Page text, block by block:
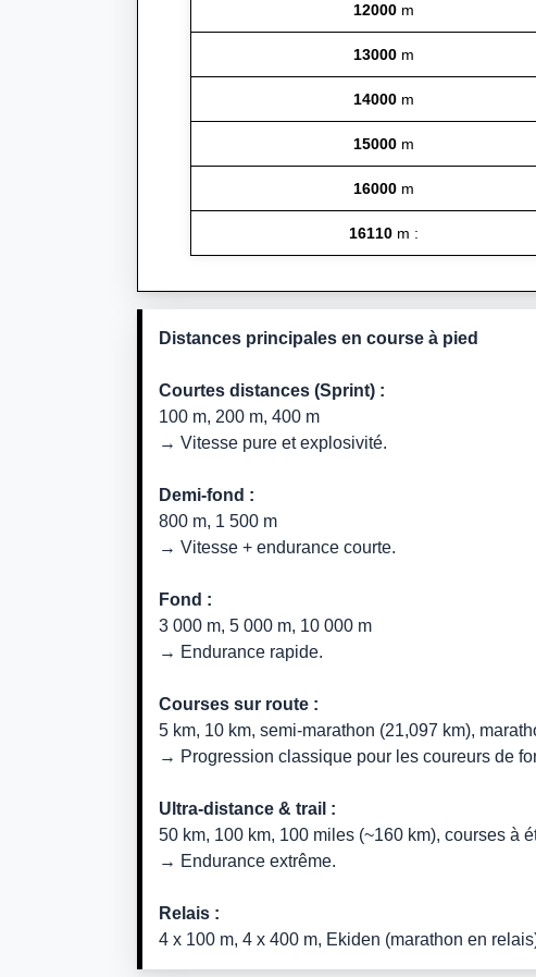
12000 m
13000 m
14000 m
15000 m
16000 m
16110 m :
Distances principales en course à pied
Courtes distances (Sprint) :
100 m, 200 m, 400 m
→ Vitesse pure et explosivité.
Demi-fond :
800 m, 1 500 m
→ Vitesse + endurance courte.
Fond :
3 000 m, 5 000 m, 10 000 m
→ Endurance rapide.
Courses sur route :
5 km, 10 km, semi-marathon (21,097 km),
→ Progression classique pour les coureurs de
Ultra-distance & trail :
50 km, 100 km, 100 miles (~160 km), courses à
→ Endurance extrême.
Relais :
4 x 100 m, 4 x 400 m, Ekiden (marathon en